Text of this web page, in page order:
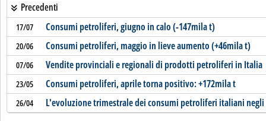
Precedenti
17/07 Consumi petroliferi, giugno in calo (-147mila t)
20/06 Consumi petroliferi, maggio in lieve aumento (+46mila t)
07/06 Vendite provinciali e regionali di prodotti petroliferi in Italia
23/05 Consumi petroliferi, aprile torna positivo: +172mila t
26/04 L'evoluzione trimestrale dei consumi petroliferi italiani